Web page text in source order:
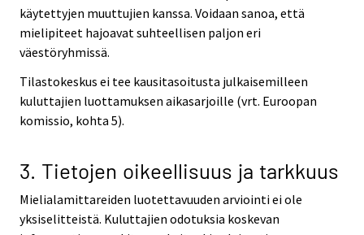
käytettyjen muuttujien kanssa. Voidaan sanoa, että
mielipiteet hajoavat suhteellisen paljon eri
väestöryhmissä.
Tilastokeskus ei tee kausitasoitusta julkaisemilleen
kuluttajien luottamuksen aikasarjoille (vrt. Euroopan
komissio, kohta 5).
3. Tietojen oikeellisuus ja tarkkuus
Mielialamittareiden luotettavuuden arviointi ei ole
yksiselitteistä. Kuluttajien odotuksia koskevan